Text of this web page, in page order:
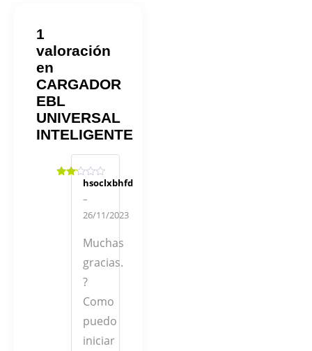
1
valoración
en
CARGADOR
EBL
UNIVERSAL
INTELIGENTE
Valoradohsoclxbhfd
–
26/11/2023
Muchas
gracias.
?
Como
puedo
iniciar